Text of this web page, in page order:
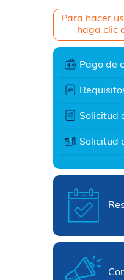
Para hacer
haga clic
Pago de
Solicitud
Solicitud